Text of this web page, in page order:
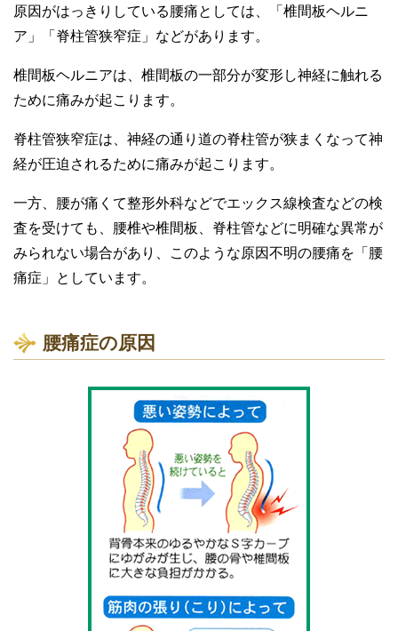
原因がはっきりしている腰痛としては、「椎間板ヘルニ
ア」「脊柱管狭窄症」などがあります。
椎間板ヘルニアは、椎間板の一部分が変形し神経に触れる
ために痛みが起こります。
脊柱管狭窄症は、神経の通り道の脊柱管が狭まくなって神
経が圧迫されるために痛みが起こります。
一方、腰が痛くて整形外科などでエックス線検査などの検
査を受けても、腰椎や椎間板、脊柱管などに明確な異常が
みられない場合があり、このような原因不明の腰痛を「腰
痛症」としています。
腰痛症の原因